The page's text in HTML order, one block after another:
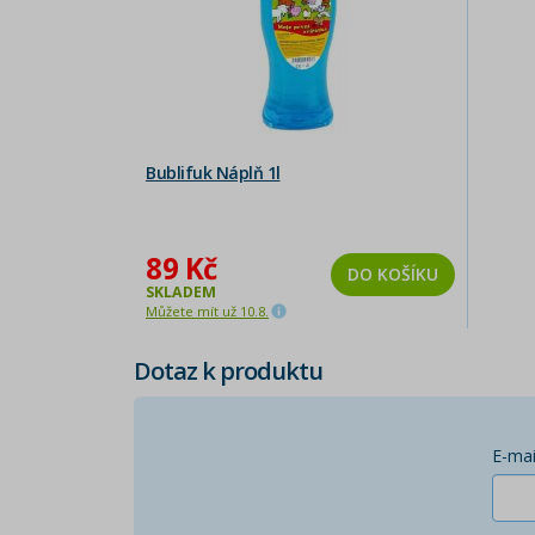
Bublifuk Náplň 1l
89 Kč
SKLADEM
Můžete mít už 10.8.
DO KOŠÍKU
Dotaz k produktu
E-